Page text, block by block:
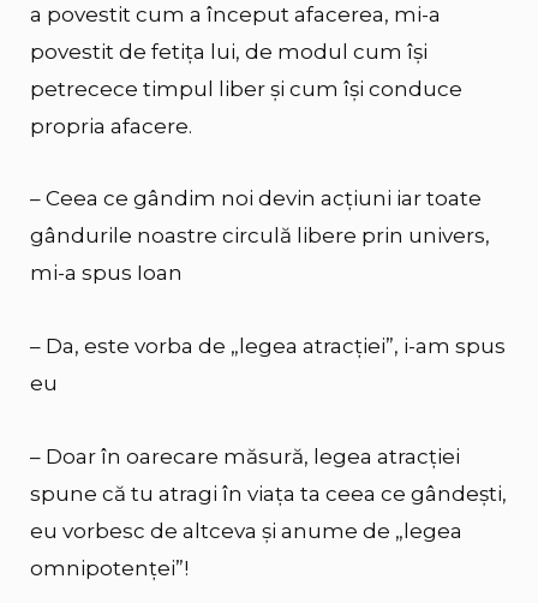
a povestit cum a început afacerea, mi-a
povestit de fetița lui, de modul cum își
petrecece timpul liber și cum își conduce
propria afacere.
– Ceea ce gândim noi devin acțiuni iar toate
gândurile noastre circulă libere prin univers,
mi-a spus Ioan
– Da, este vorba de „legea atracției”, i-am spus
eu
– Doar în oarecare măsură, legea atracției
spune că tu atragi în viața ta ceea ce gândești,
eu vorbesc de altceva și anume de „legea
omnipotenței”!